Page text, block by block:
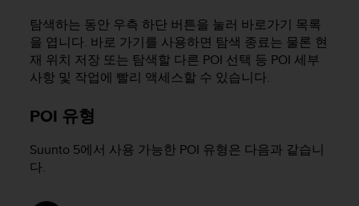
탐색하는 동안 우측 하단 버튼을 눌러 바로가기 목록
을 엽니다. 바로 가기를 사용하면 탐색 종료는 물론 현
재 위치 저장 또는 탐색할 다른 POI 선택 등 POI 세부
사항 및 작업에 빨리 액세스할 수 있습니다.
POI 유형
Suunto 5에서 사용 가능한 POI 유형은 다음과 같습니
다.